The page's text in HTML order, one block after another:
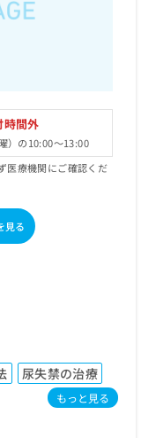
時間外
）の10:00～13:00
医療機関にご確認くだ
見る
尿失禁の治療
もっと見る